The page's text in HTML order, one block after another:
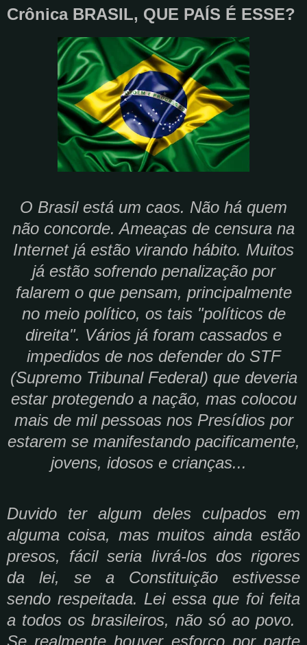
Crônica BRASIL, QUE PAÍS É ESSE?
O Brasil está um caos. Não há quem
não concorde. Ameaças de censura na
Internet já estão virando hábito. Muitos
já estão sofrendo penalização por
falarem o que pensam, principalmente
no meio político, os tais "políticos de
direita". Vários já foram cassados e
impedidos de nos defender do STF
(Supremo Tribunal Federal) que deveria
estar protegendo a nação, mas colocou
mais de mil pessoas nos Presídios por
estarem se manifestando pacificamente,
jovens, idosos e crianças...
Duvido ter algum deles culpados em
alguma coisa, mas muitos ainda estão
presos, fácil seria livrá-los dos rigores
da lei, se a Constituição estivesse
sendo respeitada. Lei essa que foi feita
a todos os brasileiros, não só ao povo.
Se realmente houver esforço por parte